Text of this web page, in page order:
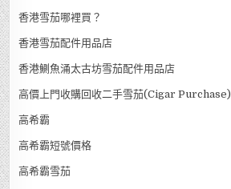
香港雪茄哪裡買？
香港雪茄配件用品店
香港鰂魚涌太古坊雪茄配件用品店
高價上門收購回收二手雪茄(Cigar Purchase)
高希霸
高希霸短號價格
高希霸雪茄